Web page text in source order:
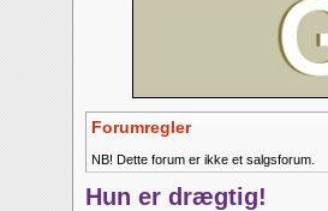
Forumregler
NB! Dette forum er ikke et salgsforum.
Hun er drægtig!